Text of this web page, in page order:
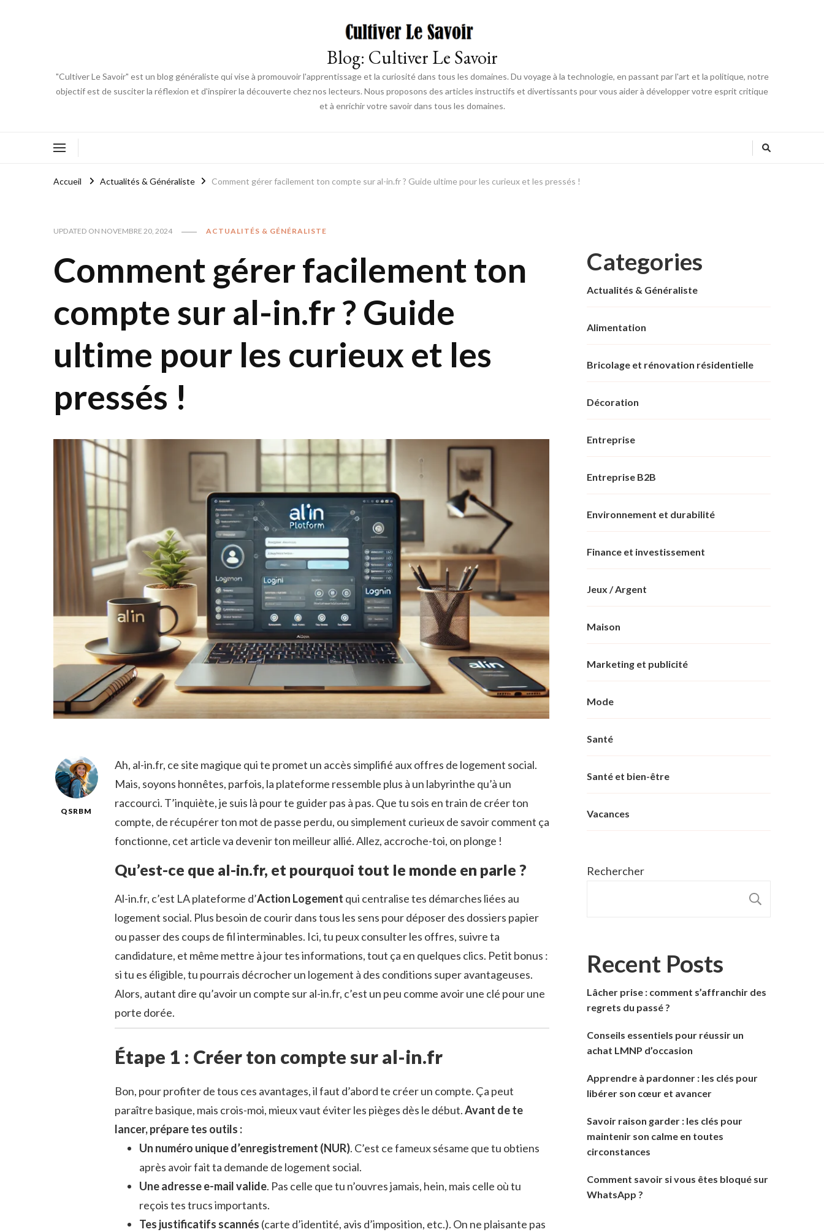
Blog: Cultiver Le Savoir
"Cultiver Le Savoir" est un blog généraliste qui vise à promouvoir l'apprentissage et la curiosité dans tous les domaines. Du voyage à la technologie, en passant par l'art et la politique, notre
objectif est de susciter la réflexion et d'inspirer la découverte chez nos lecteurs. Nous proposons des articles instructifs et divertissants pour vous aider à développer votre esprit critique
et à enrichir votre savoir dans tous les domaines.
Accueil Actualités & Généraliste Comment gérer facilement ton compte sur al-in.fr ? Guide ultime pour les curieux et les pressés !
UPDATED ON NOVEMBRE 20, 2024 ACTUALITÉS & GÉNÉRALISTE
Comment gérer facilement ton
compte sur al-in.fr ? Guide
ultime pour les curieux et les
pressés !
QSRBM
Ah, al-in.fr, ce site magique qui te promet un accès simplifié aux offres de logement social.
Mais, soyons honnêtes, parfois, la plateforme ressemble plus à un labyrinthe qu’à un
raccourci. T’inquiète, je suis là pour te guider pas à pas. Que tu sois en train de créer ton
compte, de récupérer ton mot de passe perdu, ou simplement curieux de savoir comment ça
fonctionne, cet article va devenir ton meilleur allié. Allez, accroche-toi, on plonge !
Qu’est-ce que al-in.fr, et pourquoi tout le monde en parle ?
Al-in.fr, c’est LA plateforme d’Action Logement qui centralise tes démarches liées au
logement social. Plus besoin de courir dans tous les sens pour déposer des dossiers papier
ou passer des coups de fil interminables. Ici, tu peux consulter les offres, suivre ta
candidature, et même mettre à jour tes informations, tout ça en quelques clics. Petit bonus :
si tu es éligible, tu pourrais décrocher un logement à des conditions super avantageuses.
Alors, autant dire qu’avoir un compte sur al-in.fr, c’est un peu comme avoir une clé pour une
porte dorée.
Étape 1 : Créer ton compte sur al-in.fr
Bon, pour profiter de tous ces avantages, il faut d’abord te créer un compte. Ça peut
paraître basique, mais crois-moi, mieux vaut éviter les pièges dès le début.Avant de te
lancer, prépare tes outils :
Un numéro unique d’enregistrement (NUR). C’est ce fameux sésame que tu obtiens
après avoir fait ta demande de logement social.
Une adresse e-mail valide. Pas celle que tu n’ouvres jamais, hein, mais celle où tu
reçois tes trucs importants.
Tes justificatifs scannés (carte d’identité, avis d’imposition, etc.). On ne plaisante pas
Categories
Actualités & Généraliste
Alimentation
Bricolage et rénovation résidentielle
Décoration
Entreprise
Entreprise B2B
Environnement et durabilité
Finance et investissement
Jeux / Argent
Maison
Marketing et publicité
Mode
Santé
Santé et bien-être
Vacances
Rechercher
Recent Posts
Lâcher prise : comment s’affranchir des
regrets du passé ?
Conseils essentiels pour réussir un
achat LMNP d’occasion
Apprendre à pardonner : les clés pour
libérer son cœur et avancer
Savoir raison garder : les clés pour
maintenir son calme en toutes
circonstances
Comment savoir si vous êtes bloqué sur
WhatsApp ?